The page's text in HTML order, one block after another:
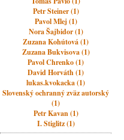
Petr Steiner (1)
Pavol Mlej (1)
Nora Šajbidor (1)
Zuzana Kohútová (1)
Zuzana Bukvisova (1)
Pavol Chrenko (1)
David Horváth (1)
lukas.kvokacka (1)
Slovenský ochranný zväz autorský
(1)
Petr Kavan (1)
I. Stiglitz (1)